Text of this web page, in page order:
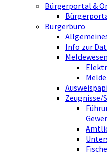
Bürgerportal &
Bürgerbüro
Info zur
Meldewesen
Zeugnisse/